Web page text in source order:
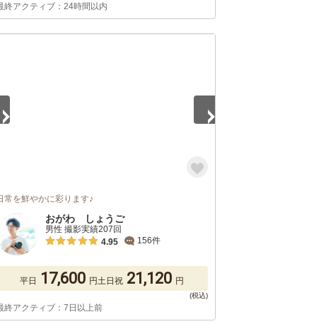
終アクティブ：24時間以内
常を鮮やかに彩ります♪
おがわ しょうご
男性 撮影実績207回
4.95
156件
平日 17,600 円土日祝 21,120 円
終アクティブ：7日以上前